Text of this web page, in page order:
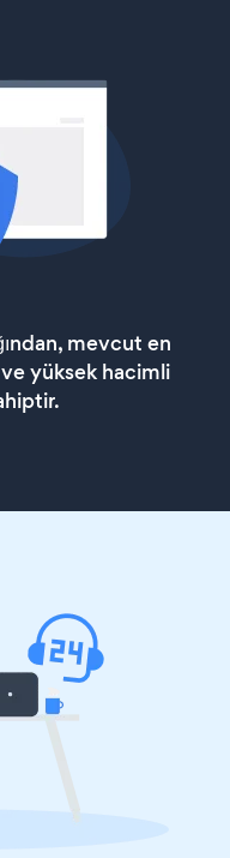
mevcut en
yüksek hacimli